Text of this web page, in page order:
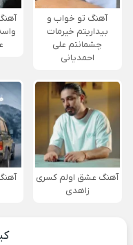
آهنگ تو خواب و
بیداریتم خیرمات
چشمانتم علی
احمدیانی
آهنگ عشق اولم کسری
زاهدی